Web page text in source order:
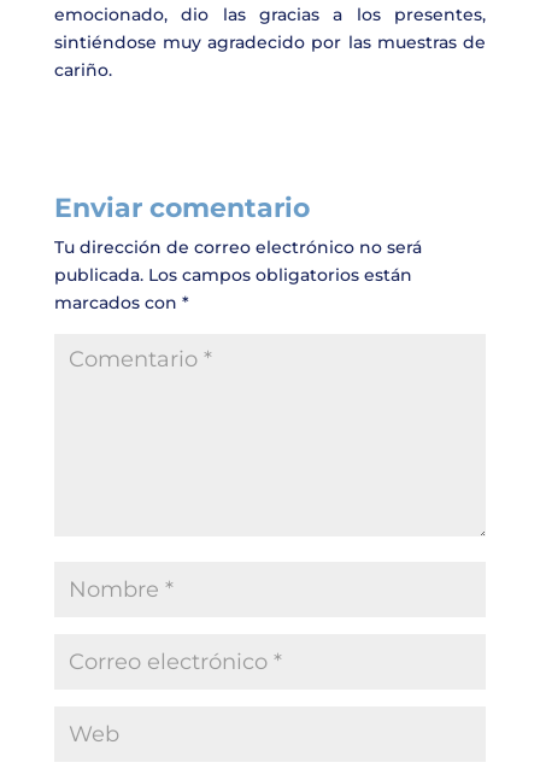
emocionado, dio las gracias a los presentes,
sintiéndose muy agradecido por las muestras de
cariño.
Enviar comentario
Tu dirección de correo electrónico no será
publicada. Los campos obligatorios están
marcados con *